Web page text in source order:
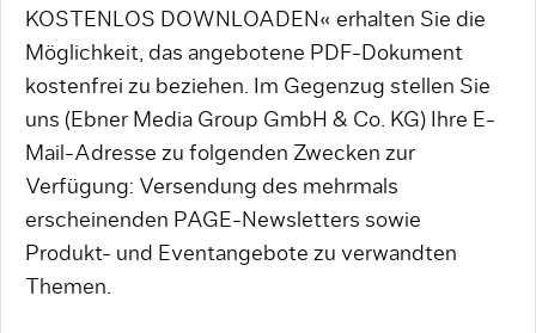
KOSTENLOS DOWNLOADEN« erhalten Sie die
Möglichkeit, das angebotene PDF-Dokument
kostenfrei zu beziehen. Im Gegenzug stellen Sie
uns (Ebner Media Group GmbH & Co. KG) Ihre E-
Mail-Adresse zu folgenden Zwecken zur
Verfügung: Versendung des mehrmals
erscheinenden PAGE-Newsletters sowie
Produkt- und Eventangebote zu verwandten
Themen.